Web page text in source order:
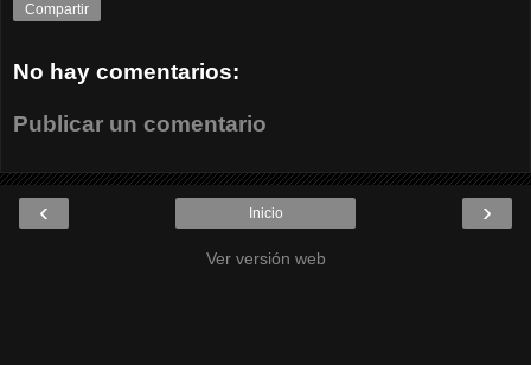
Compartir
No hay comentarios:
Publicar un comentario
‹ ›
Inicio
Ver versión web